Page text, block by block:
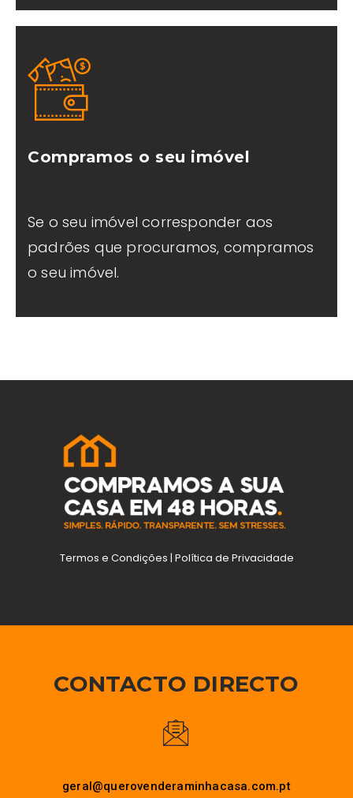
Compramos o seu imóvel
Se o seu imóvel corresponder aos
padrões que procuramos, compramos
o seu imóvel.
Termos e Condições | Política de Privacidade
CONTACTO DIRECTO
geral@querovenderaminhacasa.com.pt